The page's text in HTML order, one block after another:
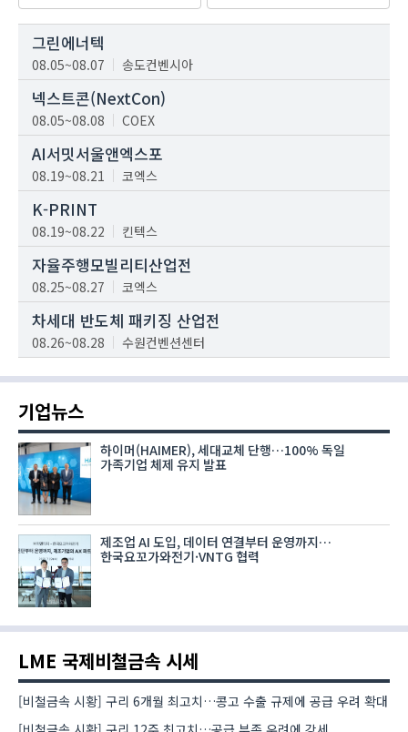
그린에너텍
08.05~08.07 송도컨벤시아
넥스트콘(NextCon)
08.05~08.08 COEX
AI서밋서울앤엑스포
08.19~08.21 코엑스
K-PRINT
08.19~08.22 킨텍스
자율주행모빌리티산업전
08.25~08.27 코엑스
차세대 반도체 패키징 산업전
08.26~08.28 수원컨벤션센터
기업뉴스
하이머(HAIMER), 세대교체 단행…100% 독일
가족기업 체제 유지 발표
제조업 AI 도입, 데이터 연결부터 운영까지…
한국요꼬가와전기·VNTG 협력
LME 국제비철금속 시세
[비철금속 시황] 구리 6개월 최고치…콩고 수출 규제에 공급 우려 확대